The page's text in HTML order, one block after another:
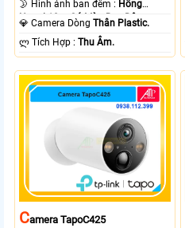
🌛 Hình ảnh ban đêm : Hồng
Ngoại 10m Có Màu Ban Ðêm.
💎 Camera DòngThân Plastic.
️ლ Tích Hợp :Thu Âm.
CAmera TapoC425